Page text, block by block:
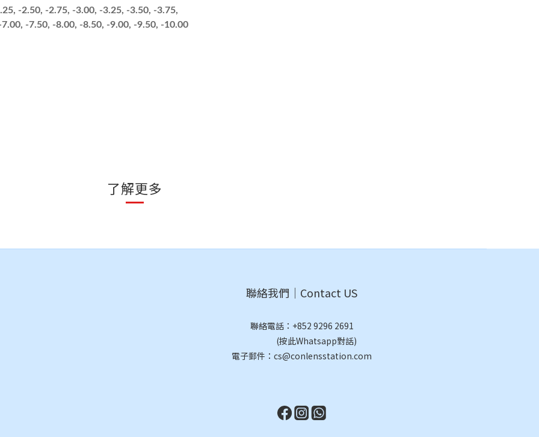
-2.50, -2.75, -3.00, -3.25, -3.50, -3.75,
-7.50, -8.00, -8.50, -9.00, -9.50, -10.00
了解更多
聯絡我們｜Contact US
聯絡電話： +852 9296 2691
(按此Whatsapp對話)
電子郵件：cs@conlensstation.com